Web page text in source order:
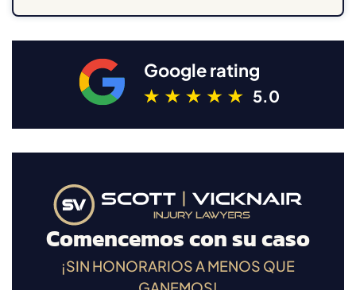
Google rating
5.0
Comencemos con su caso
¡SIN HONORARIOS A MENOS QUE